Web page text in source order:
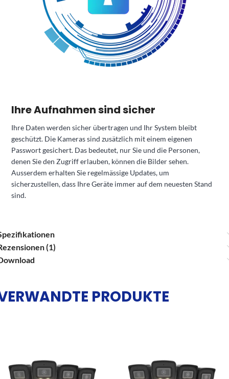
Ihre Aufnahmen sind sicher
Ihre Daten werden sicher übertragen und Ihr System bleibt
geschützt. Die Kameras sind zusätzlich mit einem eigenen
Passwort gesichert. Das bedeutet, nur Sie und die Personen,
denen Sie den Zugriff erlauben, können die Bilder sehen.
Ausserdem erhalten Sie regelmässige Updates, um
sicherzustellen, dass Ihre Geräte immer auf dem neuesten Stand
sind.
(1)
PRODUKTE